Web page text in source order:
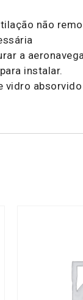
não
a
instalar.
vidro absorvido